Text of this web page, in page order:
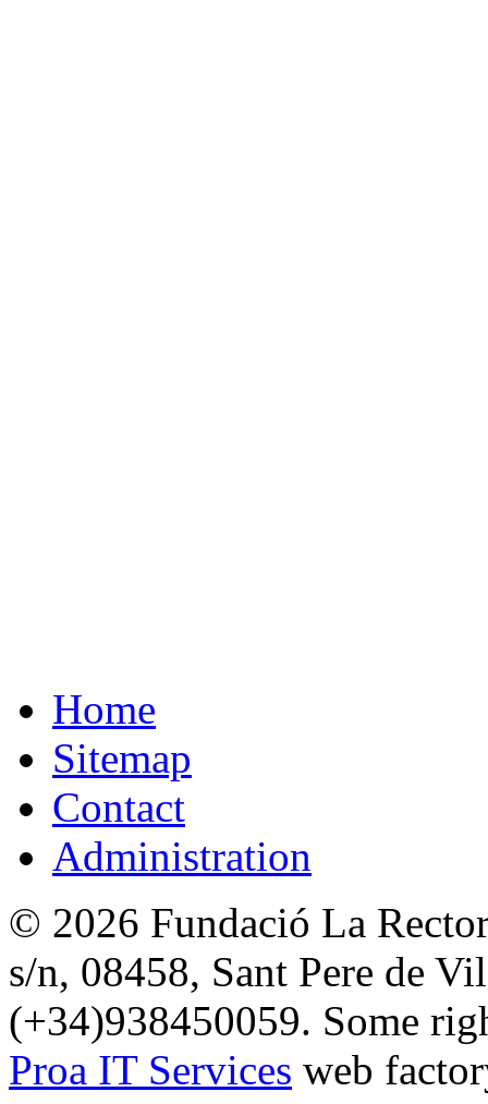
Home
Sitemap
Contact
Administration
© 2026 Fundació La
s/n, 08458, Sant Pere de
(+34)938450059. Some
Proa IT Services web